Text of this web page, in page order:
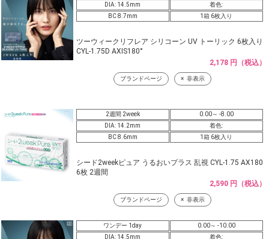
DIA: 14.5mm
着色:
BC 8.7mm
1箱 6枚入り
ツーウィークリフレア シリコーン UV トーリック 6枚入り
CYL-1.75D AXIS180°
2,178 円（税込）
ブランドページ 非表示
2週間 2week
0.00～ -8.00
DIA: 14.2mm
着色:
BC 8.6mm
1箱 6枚入り
シード2weekピュア うるおいプラス 乱視 CYL-1.75 AX180
6枚 2週間
2,590 円（税込）
ブランドページ 非表示
ワンデー 1day
0.00～ -10.00
DIA: 14.5mm
着色: